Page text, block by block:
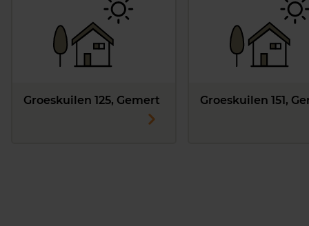
Groeskuilen 125, Gemert Groeskuilen 151,